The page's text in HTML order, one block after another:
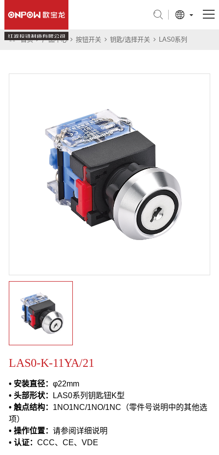
行业应用
首页 产品中心 按钮开关 钥匙/选择开关 LAS0系列
LAS0-K-11YA/21
• 安装直径： φ22mm
• 头部形状：
LAS0系列钥匙钮K型
• 触点结构： 1NO1NC/1NO/1NC（零件号说明中的其他选
项）
• 操作位置： 请参阅详细说明
• 认证： CCC、CE、VDE